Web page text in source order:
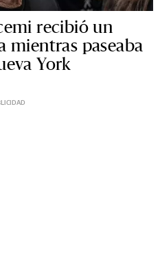
recibió un
mientras paseaba
York